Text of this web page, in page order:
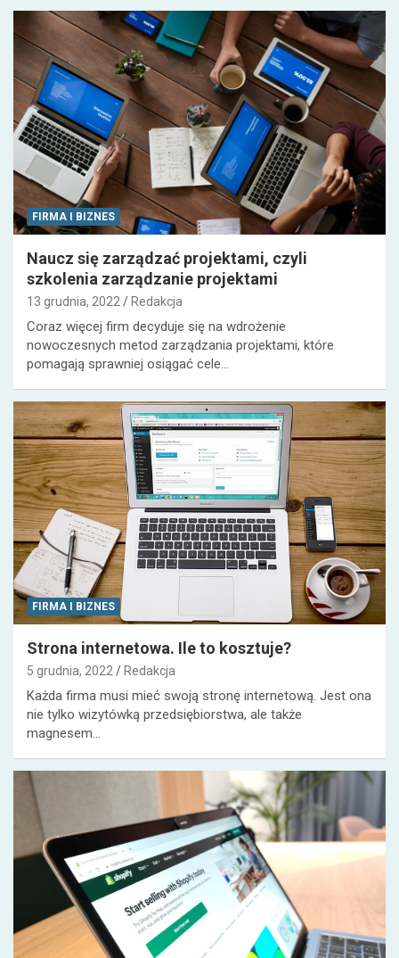
FIRMA I BIZNES
Naucz się zarządzać projektami, czyli
szkolenia zarządzanie projektami
13 grudnia, 2022 Redakcja
Coraz więcej firm decyduje się na wdrożenie
nowoczesnych metod zarządzania projektami, które
pomagają sprawniej osiągać cele…
FIRMA I BIZNES
Strona internetowa. Ile to kosztuje?
5 grudnia, 2022 Redakcja
Każda firma musi mieć swoją stronę internetową. Jest ona
nie tylko wizytówką przedsiębiorstwa, ale także
magnesem…